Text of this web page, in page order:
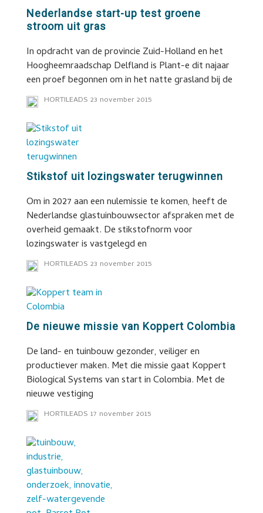
Nederlandse start-up test groene
stroom uit gras
In opdracht van de provincie Zuid-Holland en het
Hoogheemraadschap Delfland is Plant-e dit najaar
een proef begonnen om in het natte grasland bij de
HORTILEADS 23 november 2015
Stikstof uit lozingswater terugwinnen
Om in 2027 aan een nulemissie te komen, heeft de
Nederlandse glastuinbouwsector afspraken met de
overheid gemaakt. De stikstofnorm voor
lozingswater is vastgelegd en
HORTILEADS 23 november 2015
De nieuwe missie van Koppert Colombia
De land- en tuinbouw gezonder, veiliger en
productiever maken. Met die missie gaat Koppert
Biological Systems van start in Colombia. Met de
nieuwe vestiging
HORTILEADS 17 november 2015